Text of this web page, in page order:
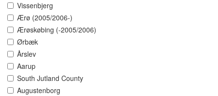
Vissenbjerg
Ærø (2005/2006-)
Ærøskøbing (-2005/2006)
Ørbæk
Årslev
Aarup
South Jutland County
Augustenborg